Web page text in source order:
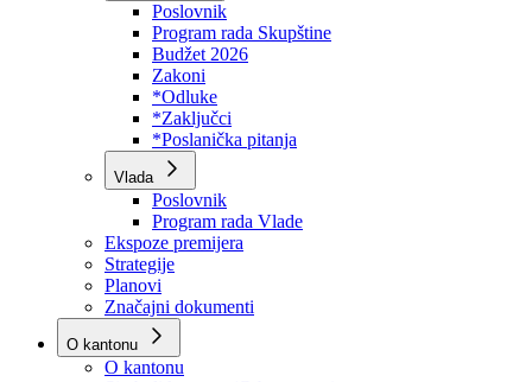
Dokumenti
Skupština
Poslovnik
Program rada Skupštine
Budžet 2026
Zakoni
*Odluke
*Zaključci
*Poslanička pitanja
Vlada
Poslovnik
Program rada Vlade
Ekspoze premijera
Strategije
Planovi
Značajni dokumenti